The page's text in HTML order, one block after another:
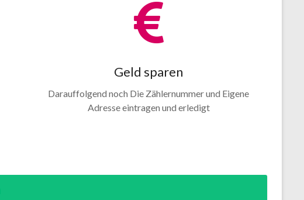
Geld sparen
Darauffolgend noch Die Zählernummer und Eigene
Adresse eintragen und erledigt